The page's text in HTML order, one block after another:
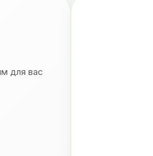
для вас